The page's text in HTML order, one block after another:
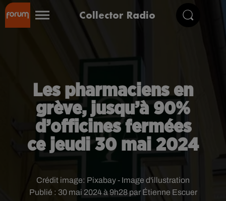
Collector Radio
Les pharmaciens en
grève, jusqu’à 90%
d’officines fermées
ce jeudi 30 mai 2024
Publié : 30 mai 2024 à 9h28 par Étienne Escuer
Crédit image: Pixabay - Image d'illustration